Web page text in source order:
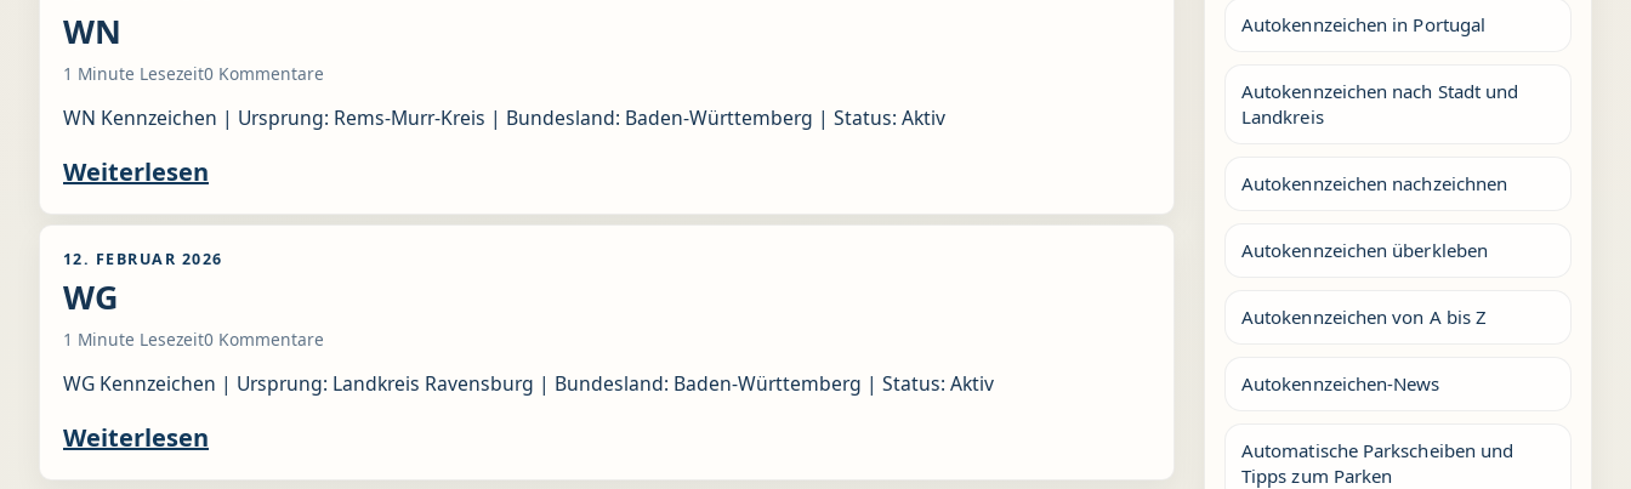
WN
1 Minute Lesezeit0 Kommentare
WN Kennzeichen | Ursprung: Rems-Murr-Kreis | Bundesland: Baden-Württemberg | Status: Aktiv
Weiterlesen
12. FEBRUAR 2026
WG
1 Minute Lesezeit0 Kommentare
WG Kennzeichen | Ursprung: Landkreis Ravensburg | Bundesland: Baden-Württemberg | Status: Aktiv
Weiterlesen
Autokennzeichen in Portugal
Autokennzeichen nach Stadt und
Landkreis
Autokennzeichen nachzeichnen
Autokennzeichen überkleben
Autokennzeichen von A bis Z
Autokennzeichen-News
Automatische Parkscheiben und
Tipps zum Parken